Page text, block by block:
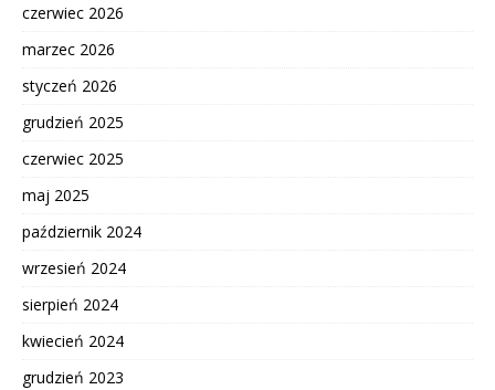
czerwiec 2026
marzec 2026
styczeń 2026
grudzień 2025
czerwiec 2025
maj 2025
październik 2024
wrzesień 2024
sierpień 2024
kwiecień 2024
grudzień 2023